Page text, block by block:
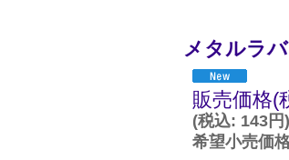
メタルラ
販売価格(
(税込: 143円)
希望小売価